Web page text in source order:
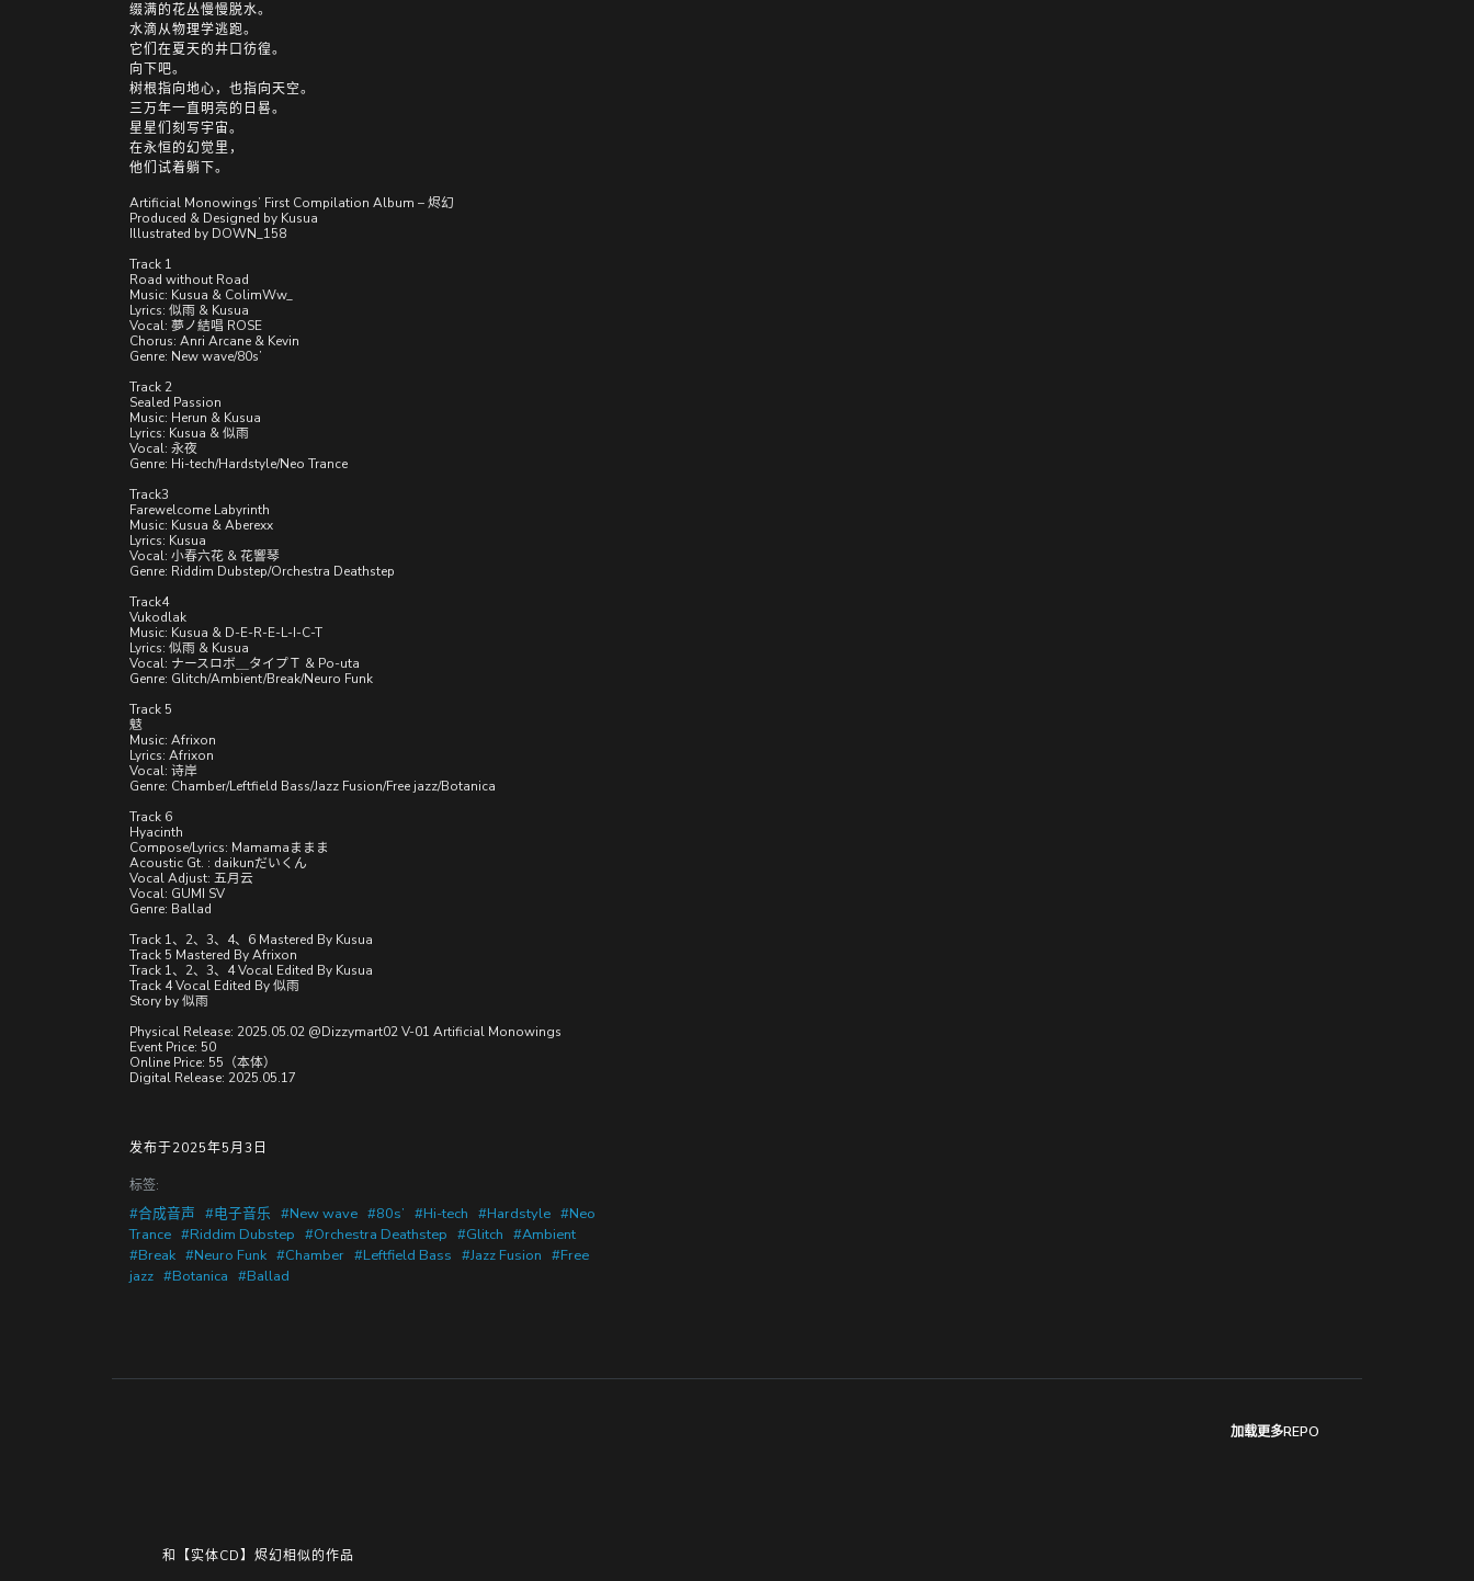
缀满的花丛慢慢脱水。
水滴从物理学逃跑。
它们在夏天的井口彷徨。
向下吧。
树根指向地心，也指向天空。
三万年一直明亮的日晷。
星星们刻写宇宙。
在永恒的幻觉里，
他们试着躺下。
Artificial Monowings’ First Compilation Album – 烬幻
Produced & Designed by Kusua
Illustrated by DOWN_158
Track 1
Road without Road
Music: Kusua & ColimWw_
Lyrics: 似雨 & Kusua
Vocal: 夢ノ結唱 ROSE
Chorus: Anri Arcane & Kevin
Genre: New wave/80s’
Track 2
Sealed Passion
Music: Herun & Kusua
Lyrics: Kusua & 似雨
Vocal: 永夜
Genre: Hi-tech/Hardstyle/Neo Trance
Track3
Farewelcome Labyrinth
Music: Kusua & Aberexx
Lyrics: Kusua
Vocal: 小春六花 & 花響琴
Genre: Riddim Dubstep/Orchestra Deathstep
Track4
Vukodlak
Music: Kusua & D-E-R-E-L-I-C-T
Lyrics: 似雨 & Kusua
Vocal: ナースロボ＿タイプＴ & Po-uta
Genre: Glitch/Ambient/Break/Neuro Funk
Track 5
鬾
Music: Afrixon
Lyrics: Afrixon
Vocal: 诗岸
Genre: Chamber/Leftfield Bass/Jazz Fusion/Free jazz/Botanica
Track 6
Hyacinth
Compose/Lyrics: Mamamaままま
Acoustic Gt. : daikunだいくん
Vocal Adjust: 五月云
Vocal: GUMI SV
Genre: Ballad
Track 1、2、3、4、6 Mastered By Kusua
Track 5 Mastered By Afrixon
Track 1、2、3、4 Vocal Edited By Kusua
Track 4 Vocal Edited By 似雨
Story by 似雨
Physical Release: 2025.05.02 @Dizzymart02 V-01 Artificial Monowings
Event Price: 50
Online Price: 55（本体）
Digital Release: 2025.05.17
发布于2025年5月3日
标签:
#合成音声 #电子音乐 #New wave #80s’ #Hi-tech #Hardstyle #Neo
Trance #Riddim Dubstep #Orchestra Deathstep #Glitch #Ambient
#Break #Neuro Funk #Chamber #Leftfield Bass #Jazz Fusion #Free
jazz #Botanica #Ballad
加载更多REPO
和【实体CD】烬幻相似的作品